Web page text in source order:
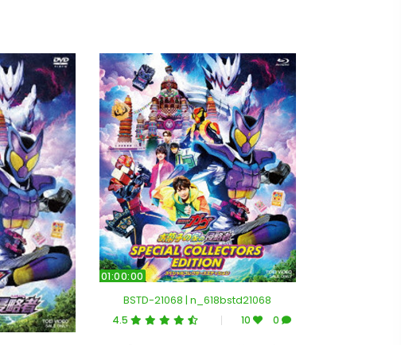
01:00:00
BSTD-21068 | n_618bstd21068
4.5 10 0